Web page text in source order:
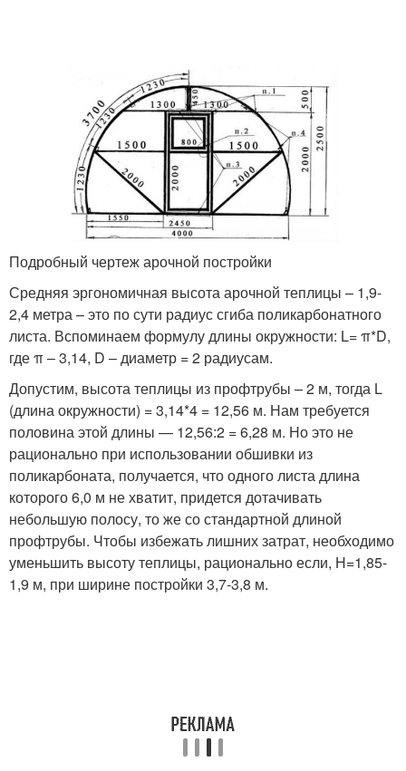
Подробный чертеж арочной постройки
Средняя эргономичная высота арочной теплицы – 1,9-
2,4 метра – это по сути радиус сгиба поликарбонатного
листа. Вспоминаем формулу длины окружности: L= π*D,
где π – 3,14, D – диаметр = 2 радиусам.
Допустим, высота теплицы из профтрубы – 2 м, тогда L
(длина окружности) = 3,14*4 = 12,56 м. Нам требуется
половина этой длины — 12,56:2 = 6,28 м. Но это не
рационально при использовании обшивки из
поликарбоната, получается, что одного листа длина
которого 6,0 м не хватит, придется дотачивать
небольшую полосу, то же со стандартной длиной
профтрубы. Чтобы избежать лишних затрат, необходимо
уменьшить высоту теплицы, рационально если, Н=1,85-
1,9 м, при ширине постройки 3,7-3,8 м.